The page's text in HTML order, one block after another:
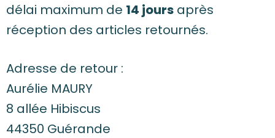
délai maximum de 14 jours après
réception des articles retournés.
Adresse de retour :
Aurélie MAURY
8 allée Hibiscus
44350 Guérande